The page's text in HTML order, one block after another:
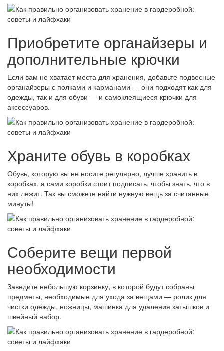
Приобретите органайзеры и
дополнительные крючки
Если вам не хватает места для хранения, добавьте подвесные
органайзеры с полками и карманами — они подходят как для
одежды, так и для обуви — и самоклеящиеся крючки для
аксессуаров.
Храните обувь в коробках
Обувь, которую вы не носите регулярно, лучше хранить в
коробках, а сами коробки стоит подписать, чтобы знать, что в
них лежит. Так вы сможете найти нужную вещь за считанные
минуты!
Соберите вещи первой
необходимости
Заведите небольшую корзинку, в которой будут собраны
предметы, необходимые для ухода за вещами — ролик для
чистки одежды, ножницы, машинка для удаления катышков и
швейный набор.